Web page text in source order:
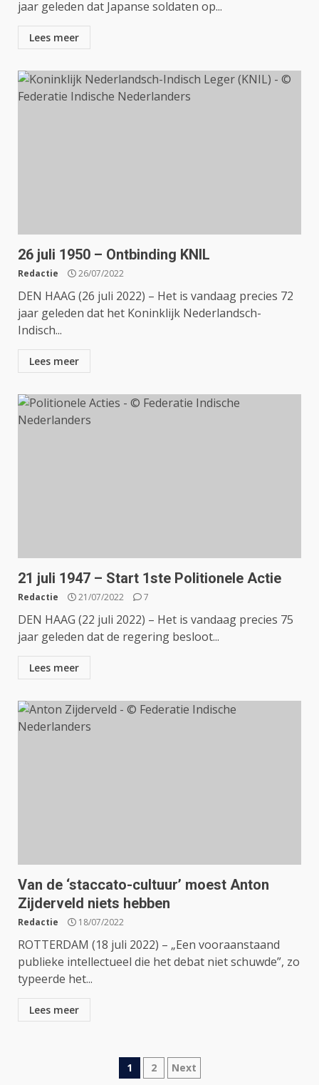
jaar geleden dat Japanse soldaten op...
Lees meer
26 juli 1950 – Ontbinding KNIL
Redactie 26/07/2022
DEN HAAG (26 juli 2022) – Het is vandaag precies 72
jaar geleden dat het Koninklijk Nederlandsch-
Indisch...
Lees meer
21 juli 1947 – Start 1ste Politionele Actie
Redactie 21/07/2022 7
DEN HAAG (22 juli 2022) – Het is vandaag precies 75
jaar geleden dat de regering besloot...
Lees meer
Van de ‘staccato-cultuur’ moest Anton
Zijderveld niets hebben
Redactie 18/07/2022
ROTTERDAM (18 juli 2022) – „Een vooraanstaand
publieke intellectueel die het debat niet schuwde”, zo
typeerde het...
Lees meer
Berichtnavigatie
1 2 Next